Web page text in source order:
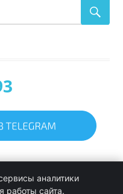
аналитики
работы сайта.